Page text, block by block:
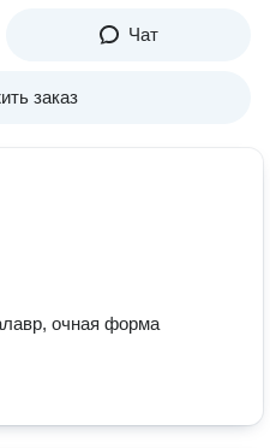
Чат
заказ
очная форма